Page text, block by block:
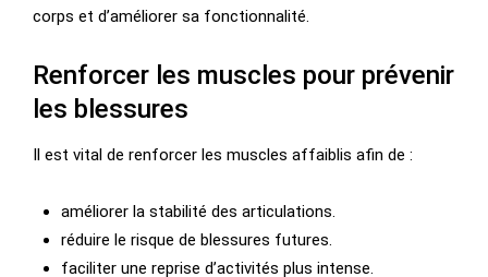
corps et d’améliorer sa fonctionnalité.
Renforcer les muscles pour prévenir
les blessures
Il est vital de renforcer les muscles affaiblis afin de :
améliorer la stabilité des articulations.
réduire le risque de blessures futures.
faciliter une reprise d’activités plus intense.